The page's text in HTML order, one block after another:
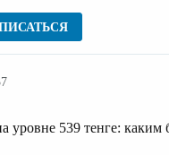
Деньги
уровне 539 тенге: каким